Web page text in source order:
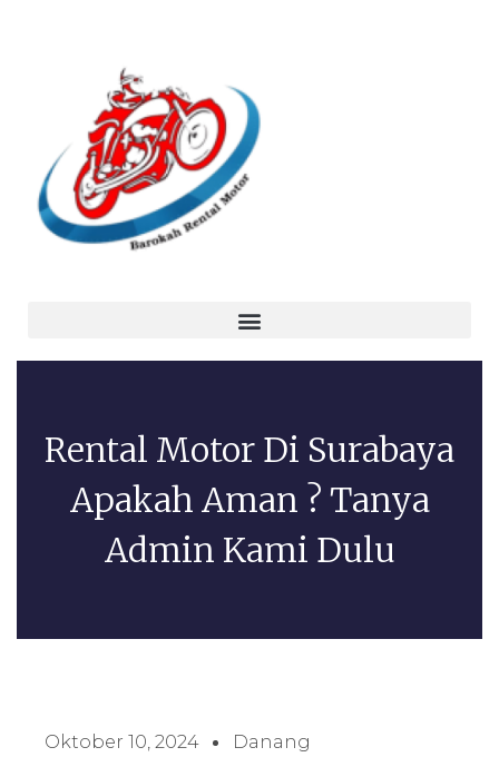
Rental Motor Di Surabaya
Apakah Aman ? Tanya
Admin Kami Dulu
Oktober 10, 2024 Danang